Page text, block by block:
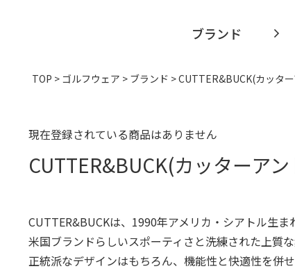
ブランド
TOP > ゴルフウェア > ブランド >CUTTER&BUCK(カッタ
現在登録されている商品はありません
CUTTER&BUCK(カッターア
CUTTER&BUCKは、1990年アメリカ・シアトル生ま
米国ブランドらしいスポーティさと洗練された上質
正統派なデザインはもちろん、機能性と快適性を併